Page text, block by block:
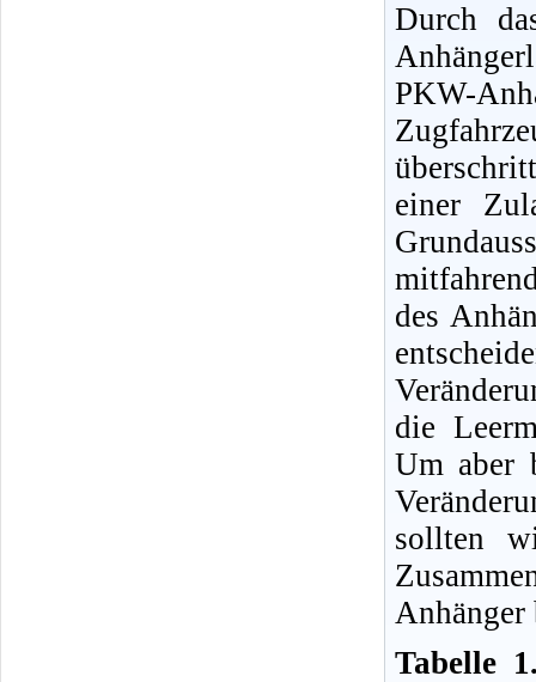
Durch
PKW-
einer
des
die
Um aber
sollten
Anhänger
Tabelle